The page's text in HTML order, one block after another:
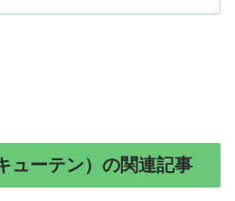
ューテン）の関連記事